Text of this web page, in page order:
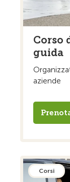
Corso
guida
aziende
Corsi